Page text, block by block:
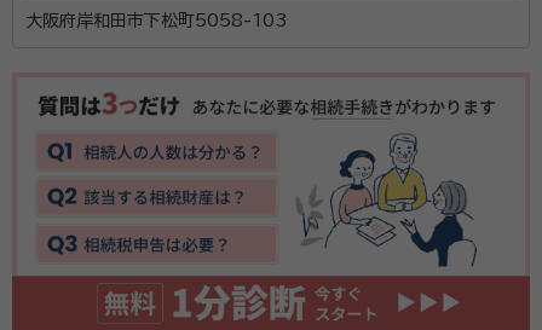
大阪府岸和田市下松町5058-103